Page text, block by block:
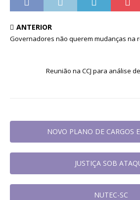
ANTERIOR
Governadores não querem mudanças na
Reunião na CCJ para análise
NOVO PLANO DE CARGOS
JUSTIÇA SOB
NUTEC-SC